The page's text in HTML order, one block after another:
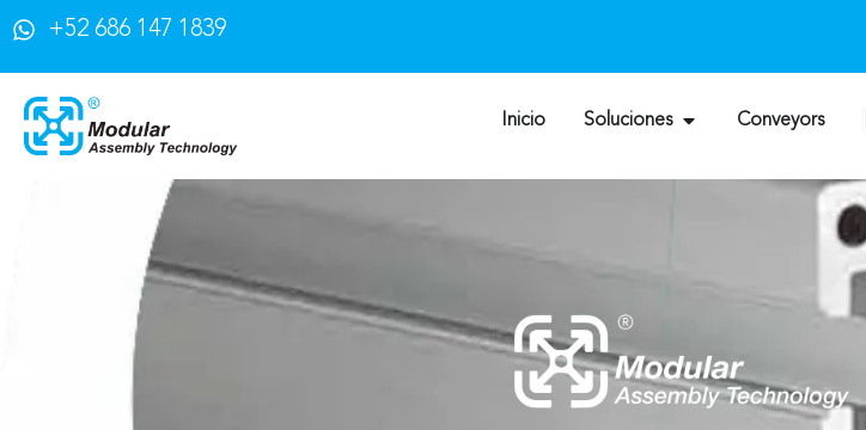
+52 686 147 1839
Inicio Soluciones Conveyors